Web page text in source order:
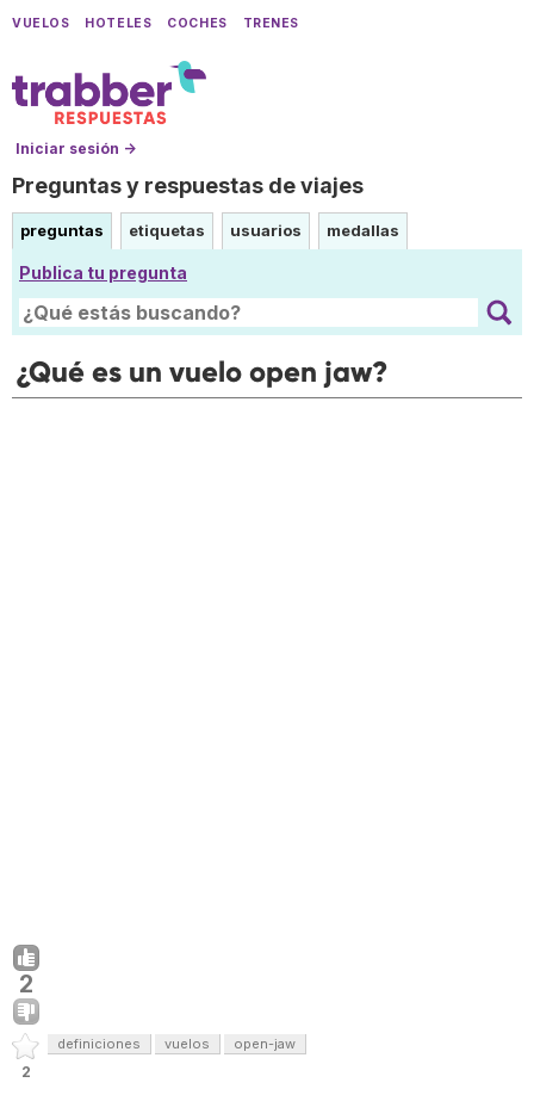
VUELOS HOTELES COCHES TRENES
Iniciar sesión →
Preguntas y respuestas de viajes
preguntas etiquetas usuarios medallas
Publica tu pregunta
¿Qué es un vuelo open jaw?
2
2
definiciones vuelos open-jaw